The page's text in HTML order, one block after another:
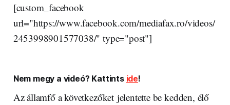
[custom_facebook
url="https://www.facebook.com/mediafax.ro/videos/
2453998901577038/" type="post"]
Nem megy a videó? Kattints ide!
Az államfő a következőket jelentette be kedden, élő